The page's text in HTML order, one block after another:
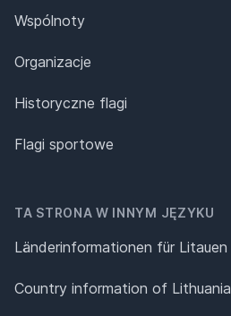
Wspólnoty
Organizacje
Historyczne flagi
Flagi sportowe
TA STRONA W INNYM JĘZYKU
Länderinformationen für Litauen
Country information of Lithuania